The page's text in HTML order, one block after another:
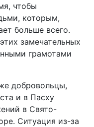
чтобы
которым,
больше всего.
замечательных
грамотами
добровольцы,
и в Пасху
в Свято-
Ситуация из-за